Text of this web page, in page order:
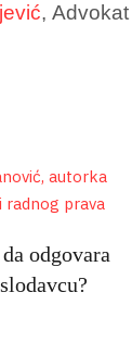
,
odgovara